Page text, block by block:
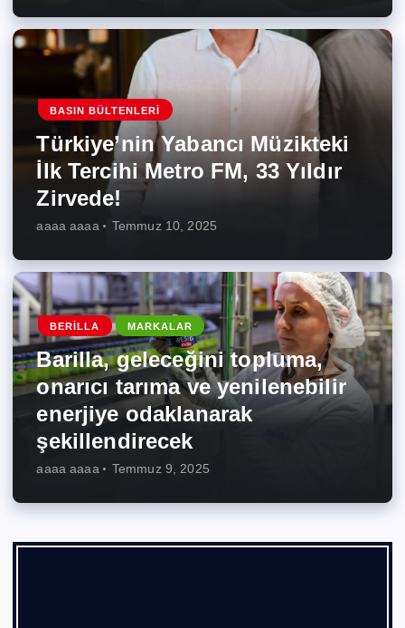
BASIN BÜLTENLERI
Türkiye’nin Yabancı Müzikteki
İlk Tercihi Metro FM, 33 Yıldır
Zirvede!
aaaa aaaa Temmuz 10, 2025
BERILLA MARKALAR
Barilla, geleceğini topluma,
onarıcı tarıma ve yenilenebilir
enerjiye odaklanarak
şekillendirecek
aaaa aaaa Temmuz 9, 2025